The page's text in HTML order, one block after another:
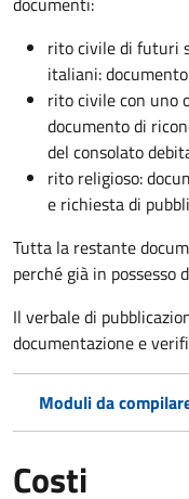
rito civile di futuri
italiani:
rito civile con uno
documento di
del consolato
rito religioso:
e richiesta di
Tutta la restante
perché già in possesso
Il verbale di
documentazione e
Moduli da
Costi